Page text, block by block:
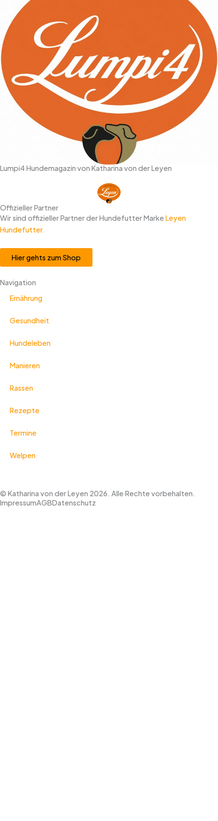
Lumpi4 Hundemagazin von Katharina von der Leyen
Offizieller Partner
Wir sind offizieller Partner der Hundefutter Marke Leyen
Hundefutter.
Hier gehts zum Shop
Navigation
Ernährung
Gesundheit
Hundeleben
Manieren
Rassen
Rezepte
Termine
Welpen
© Katharina von der Leyen 2026. Alle Rechte vorbehalten.
ImpressumAGBDatenschutz